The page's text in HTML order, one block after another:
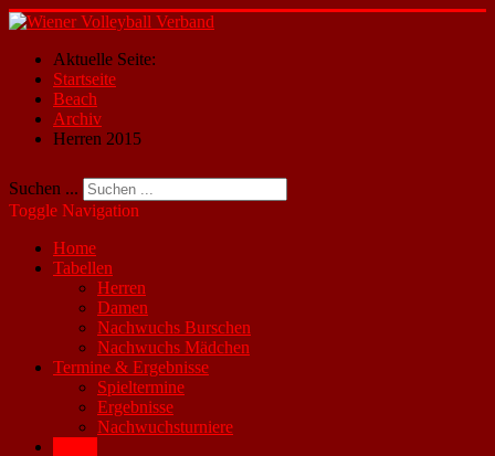
Aktuelle Seite:
Startseite
Beach
Archiv
Herren 2015
Suchen ...
Toggle Navigation
Home
Tabellen
Herren
Damen
Nachwuchs Burschen
Nachwuchs Mädchen
Termine & Ergebnisse
Spieltermine
Ergebnisse
Nachwuchsturniere